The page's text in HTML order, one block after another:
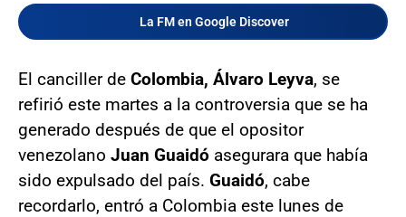
La FM en Google Discover
El canciller de Colombia, Álvaro Leyva, se
refirió este martes a la controversia que se ha
generado después de que el opositor
venezolano Juan Guaidó asegurara que había
sido expulsado del país. Guaidó, cabe
recordarlo, entró a Colombia este lunes de